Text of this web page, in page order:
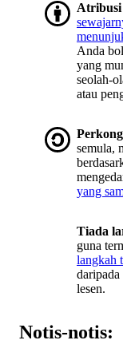
Atribusi
Anda
yang
seolah-
atau
semula,
yang
Tiada
guna
langkah
daripada
lesen.
Notis-notis: